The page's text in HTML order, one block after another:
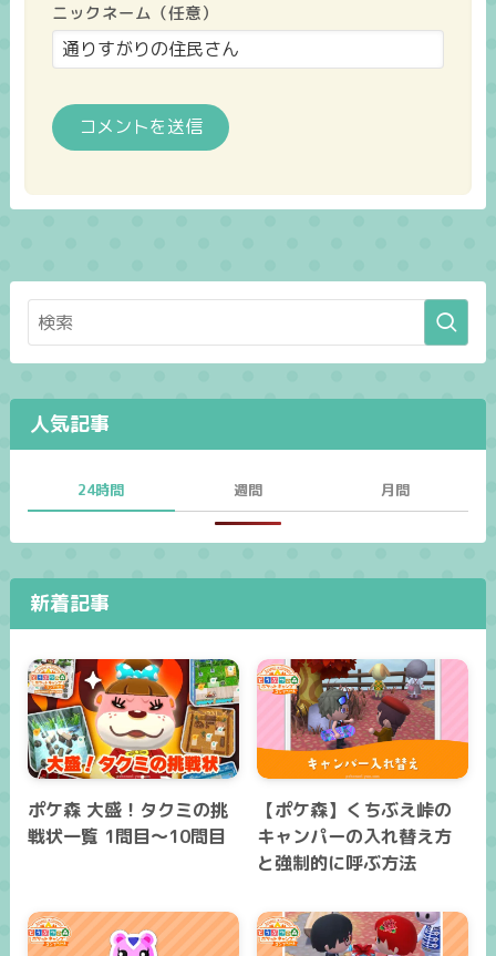
ニックネーム（任意）
人気記事
24時間 週間 月間
新着記事
ポケ森 大盛！タクミの挑
戦状一覧 1問目～10問目
【ポケ森】くちぶえ峠の
キャンパーの入れ替え方
と強制的に呼ぶ方法